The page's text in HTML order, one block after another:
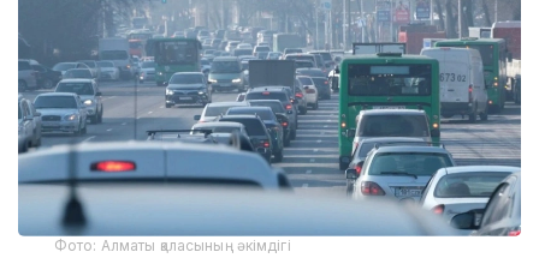
Фото: Алматы қаласының әкімдігі